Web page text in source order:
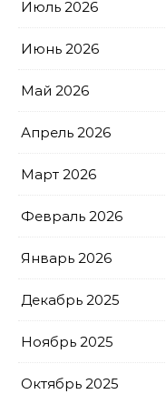
Июль 2026
Июнь 2026
Май 2026
Апрель 2026
Март 2026
Февраль 2026
Январь 2026
Декабрь 2025
Ноябрь 2025
Октябрь 2025